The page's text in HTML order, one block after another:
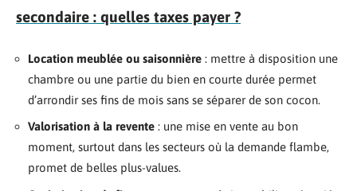
secondaire : quelles taxes payer ?
Location meublée ou saisonnière : mettre à disposition une
chambre ou une partie du bien en courte durée permet
d’arrondir ses fins de mois sans se séparer de son cocon.
Valorisation à la revente : une mise en vente au bon
moment, surtout dans les secteurs où la demande flambe,
promet de belles plus-values.